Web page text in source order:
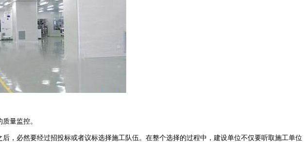
量监控。
，必然要经过招投标或者议标选择施工队伍。在整个选择的过程中，建设单位不仅要听取施工单位